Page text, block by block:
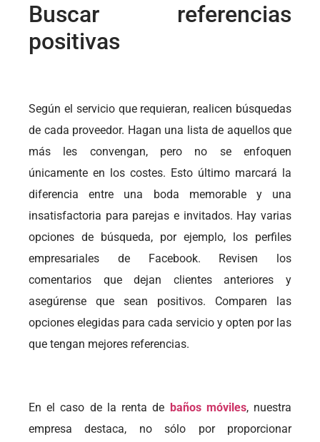
Buscar referencias
positivas
Según el servicio que requieran, realicen búsquedas
de cada proveedor. Hagan una lista de aquellos que
más les convengan, pero no se enfoquen
únicamente en los costes. Esto último marcará la
diferencia entre una boda memorable y una
insatisfactoria para parejas e invitados. Hay varias
opciones de búsqueda, por ejemplo, los perfiles
empresariales de Facebook. Revisen los
comentarios que dejan clientes anteriores y
asegúrense que sean positivos. Comparen las
opciones elegidas para cada servicio y opten por las
que tengan mejores referencias.
En el caso de la renta de baños móviles, nuestra
empresa destaca, no sólo por proporcionar